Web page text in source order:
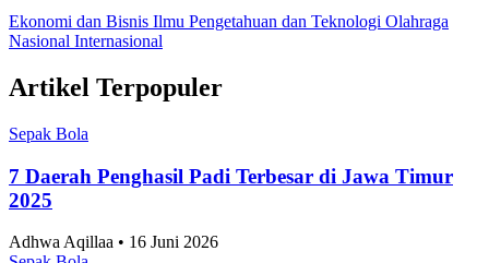
Ekonomi dan Bisnis Ilmu Pengetahuan dan Teknologi Olahraga
Nasional Internasional
Artikel Terpopuler
Sepak Bola
7 Daerah Penghasil Padi Terbesar di Jawa Timur
2025
Adhwa Aqillaa • 16 Juni 2026